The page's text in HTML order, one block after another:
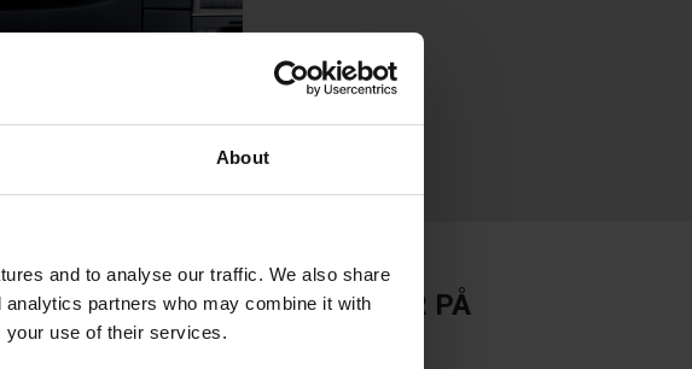
About
and to analyse our traffic. We also share
partners who may combine it with
your use of their services.
LÆS MERE
DE FLESTE SKADER PÅ
INSTRUMENTPANEL